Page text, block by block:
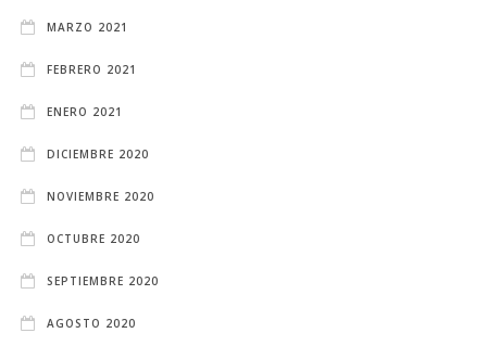
MARZO 2021
FEBRERO 2021
ENERO 2021
DICIEMBRE 2020
NOVIEMBRE 2020
OCTUBRE 2020
SEPTIEMBRE 2020
AGOSTO 2020